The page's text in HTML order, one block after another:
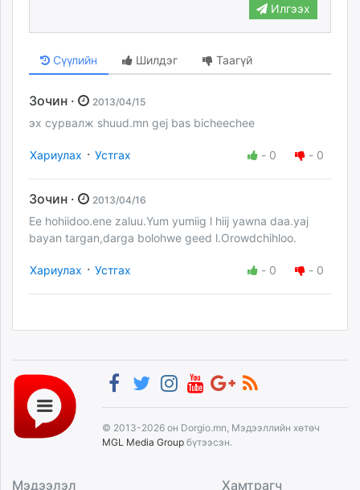
Илгээх
Сүүлийн Шилдэг Таагүй
Зочин · 2013/04/15
эх сурвалж shuud.mn gej bas bicheechee
Хариулах · Устгах - 0 - 0
Зочин · 2013/04/16
Ee hohiidoo.ene zaluu.Yum yumiig l hiij yawna daa.yaj
bayan targan,darga bolohwe geed l.Orowdchihloo.
Хариулах · Устгах - 0 - 0
© 2013-2026 он Dorgio.mn, Мэдээллийн хөтөч
MGL Media Group бүтээсэн.
Мэдээлэл Хамтрагч